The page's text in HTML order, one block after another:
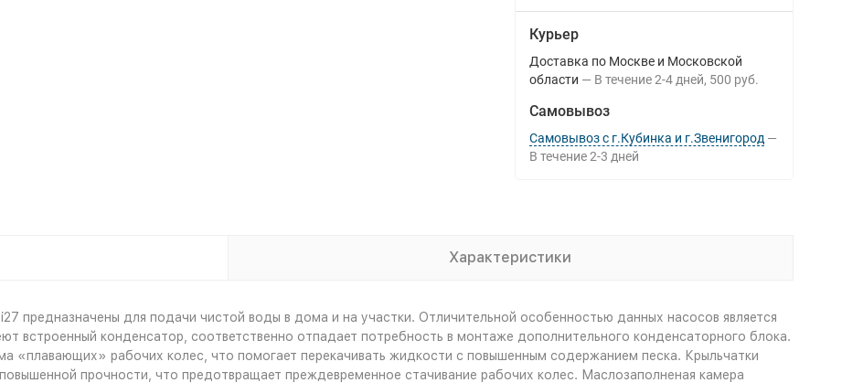
Курьер
Доставка по Москве и Московской
области
В течение 2-4 дней 500 руб.
Самовывоз
Самовывоз с г.Кубинка и г.Звенигород
В течение 2-3 дней
Характеристики
предназначены для подачи чистой воды в дома и на участки. Отличительной особенностью данных насосов является
встроенный конденсатор, соответственно отпадает потребность в монтаже дополнительного конденсаторного блока.
«плавающих» рабочих колес, что помогает перекачивать жидкости с повышенным содержанием песка. Крыльчатки
прочности, что предотвращает преждевременное стачивание рабочих колес. Маслозаполненая камера